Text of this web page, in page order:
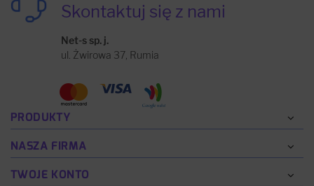
Skontaktuj się z nami
Net-s sp. j.
ul. Żwirowa 37, Rumia
PRODUKTY
NASZA FIRMA
TWOJE KONTO